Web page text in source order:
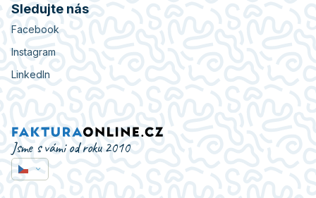
Sledujte nás
Facebook
Instagram
LinkedIn
Jsme s vámi od roku 2010